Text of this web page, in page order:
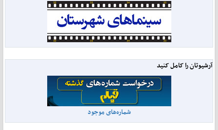
آرشیوتان را کامل کنید
شماره‌های موجود